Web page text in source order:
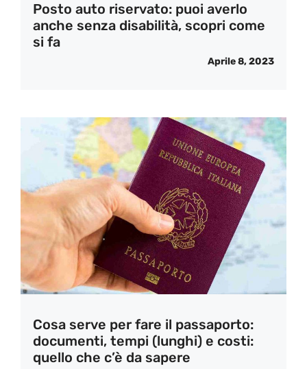
Posto auto riservato: puoi averlo
anche senza disabilità, scopri come
si fa
Aprile 8, 2023
Cosa serve per fare il passaporto:
documenti, tempi (lunghi) e costi:
quello che c’è da sapere